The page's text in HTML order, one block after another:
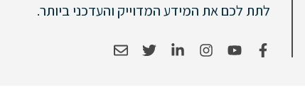
לתת לכם את המידע המדוייק והעדכני ביותר.